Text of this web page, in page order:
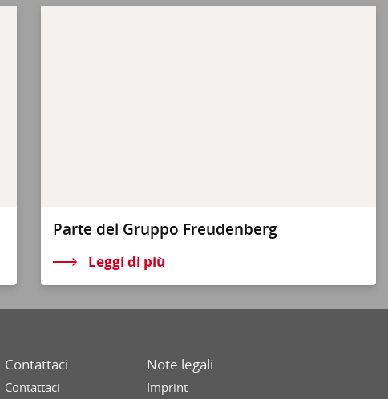
Parte del Gruppo Freudenberg
Leggi di più
Contattaci
Contattaci
Note legali
Imprint